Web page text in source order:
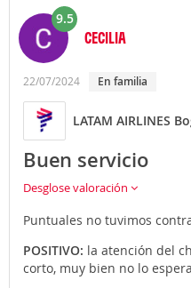
9.5
CECILIA
22/07/2024 En familia
LATAM AIRLINES
Buen servicio
Desglose valoración
Puntuales no tuvimos
POSITIVO: la atención del
corto, muy bien no lo